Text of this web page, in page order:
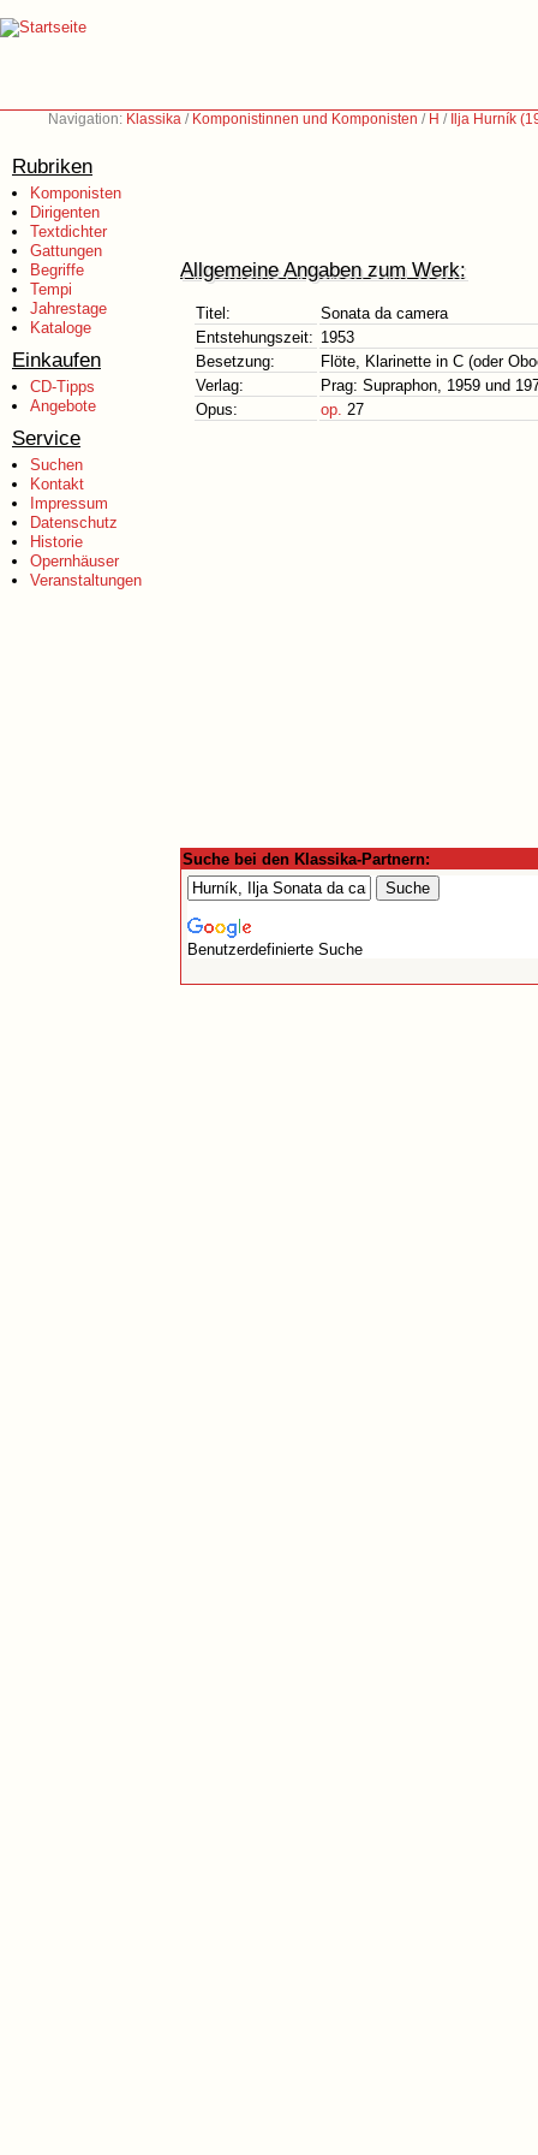
Navigation: Klassika / Komponistinnen und Komponisten / H / Ilja Hurník
Rubriken
Komponisten
Dirigenten
Textdichter
Gattungen
Begriffe
Tempi
Jahrestage
Kataloge
Einkaufen
CD-Tipps
Angebote
Service
Suchen
Kontakt
Impressum
Datenschutz
Historie
Opernhäuser
Veranstaltungen
Allgemeine Angaben zum Werk:
Titel:
Sonata da camera
Entstehungszeit: 1953
Besetzung:
Flöte, Klarinette in C (oder
Verlag:
Prag: Supraphon, 1959 und
Opus:
op. 27
Suche bei den Klassika-Partnern:
Benutzerdefinierte Suche